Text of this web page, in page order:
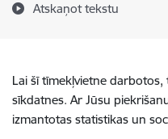
Atskaņot tekstu
Lai šī tīmekļvietne
sīkdatnes. Ar Jūsu
izmantotas statistikas un